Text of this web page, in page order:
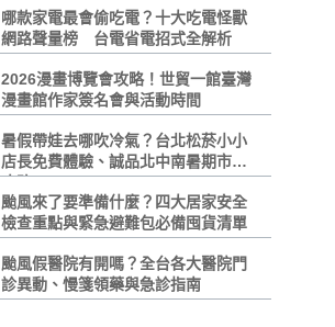
哪款家電最會偷吃電？十大吃電怪獸
網路聲量榜 台電省電招式全解析
2026漫畫博覽會攻略！世貿一館臺灣
漫畫館作家簽名會與活動時間
暑假帶娃去哪吹冷氣？台北松菸小小
店長免費體驗、誠品北中南暑期市集
攻略
颱風來了要準備什麼？四大居家安全
檢查重點與緊急避難包必備囤貨清單
颱風假醫院有開嗎？全台各大醫院門
診異動、慢箋領藥與急診指南